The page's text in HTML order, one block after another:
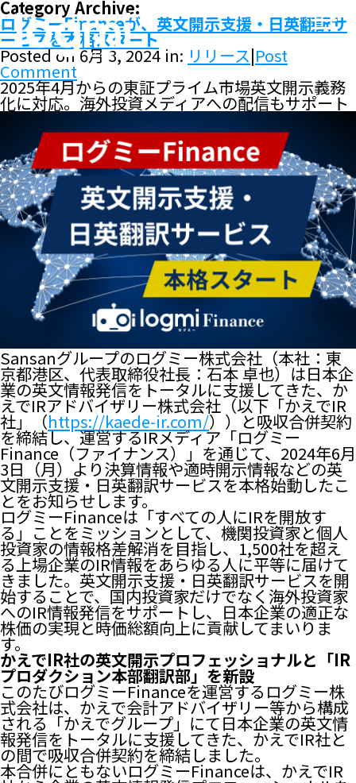
Category Archive:
ログミーFinanceが、英文開示支援・日英翻訳サ
ービスを本格スタート
Posted on 6月 3, 2024 in: リリース|Post
Comment
2025年4月からの東証プライム市場英文開示義務
化に対応。海外投資メディアへの配信もサポート
Sansanグループのログミー株式会社（本社：東
京都港区、代表取締役社長：石本 卓也）は日本企
業の英文情報発信をトータルに支援してきた、か
えでIRアドバイザリー株式会社（以下「かえでIR
社」（https://kaede-ir.com/））と吸収合併契約
を締結し、運営するIRメディア「ログミー
Finance（ファイナンス）」を通じて、2024年6月
3日（月）より決算情報や適時開示情報などの英
文開示支援・日英翻訳サービスを本格始動したこ
とをお知らせします。
ログミーFinanceは「すべての人にIRを開放す
る」ことをミッションとして、機関投資家と個人
投資家の情報格差解消を目指し、1,500社を超え
る上場企業のIR情報をあらゆる人に平等に届けて
きました。英文開示支援・日英翻訳サービスを開
始することで、国内投資家だけでなく海外投資家
へのIR情報発信をサポートし、日本企業の適正な
株価の実現と時価総額向上に貢献してまいりま
す。
かえでIR社の英文開示プロフェッショナルと「IR
プロダクション本部翻訳部」を新設
このたびログミーFinanceを運営するログミー株
式会社は、かえで会計アドバイザリー等から構成
される「かえでグループ」にて日本企業の英文情
報発信をトータルに支援してきた、かえでIR社と
の間で吸収合併契約を締結しました。
本合併にともないログミーFinanceは、かえでIR